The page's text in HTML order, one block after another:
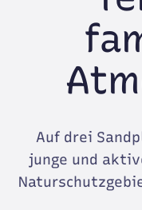
Auf drei
junge und